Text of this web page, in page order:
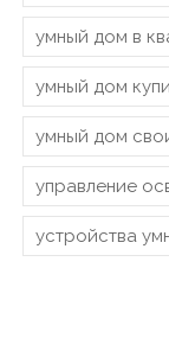
умный дом в
умный дом
умный дом
управление
устройства